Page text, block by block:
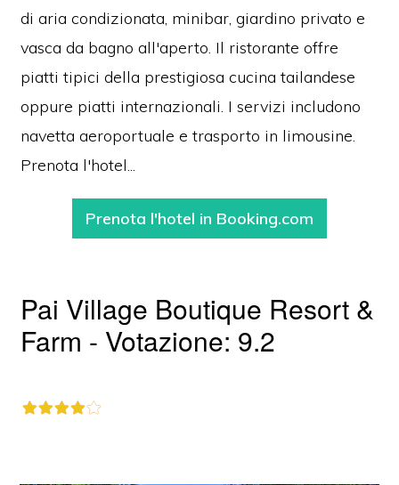
di aria condizionata, minibar, giardino privato e
vasca da bagno all'aperto. Il ristorante offre
piatti tipici della prestigiosa cucina tailandese
oppure piatti internazionali. I servizi includono
navetta aeroportuale e trasporto in limousine.
Prenota l'hotel...
Prenota l'hotel in Booking.com
Pai Village Boutique Resort &
Farm - Votazione: 9.2